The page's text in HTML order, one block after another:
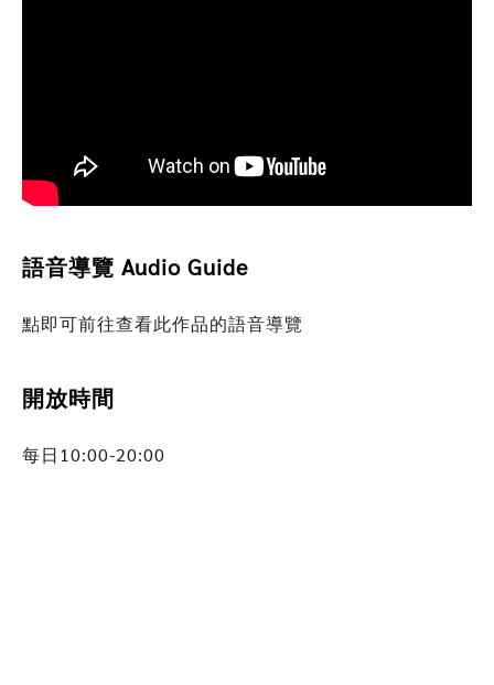
音響機器人
語音導覽 Audio Guide
點即可前往查看此作品的語音導覽
開放時間
每日10:00-20:00